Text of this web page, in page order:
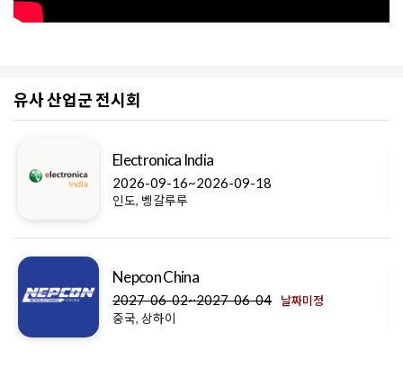
유사 산업군 전시회
Electronica India
2026-09-16~2026-09-18
인도, 벵갈루루
Nepcon China
2027-06-02~2027-06-04 날짜미정
중국, 상하이